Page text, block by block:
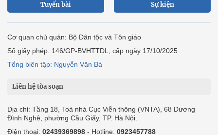
Tuyến bài Sự kiện
Cơ quan chủ quản: Bộ Dân tộc và Tôn giáo
Số giấy phép: 146/GP-BVHTTDL, cấp ngày 17/10/2025
Tổng biên tập: Nguyễn Văn Bá
Liên hệ tòa soạn
Địa chỉ: Tầng 18, Toà nhà Cục Viễn thông (VNTA), 68 Dương
Đình Nghệ, phường Cầu Giấy, TP. Hà Nội.
Điện thoại: 02439369898 - Hotline: 0923457788